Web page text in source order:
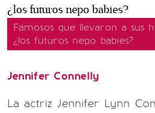
Famosos que llevaron a sus
¿los futuros nepo babies?
Jennifer Connelly
La actriz Jennifer Lynn